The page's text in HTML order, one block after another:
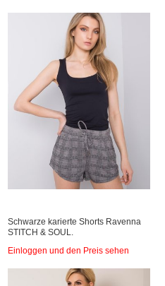
Schwarze karierte Shorts Ravenna
STITCH & SOUL.
Einloggen und den Preis sehen